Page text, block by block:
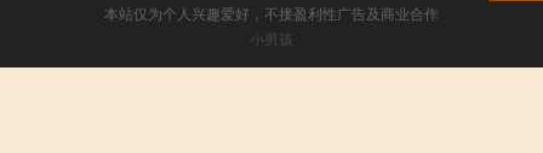
本站仅为个人兴趣爱好，不接盈利性广告及商业合作
小男孩